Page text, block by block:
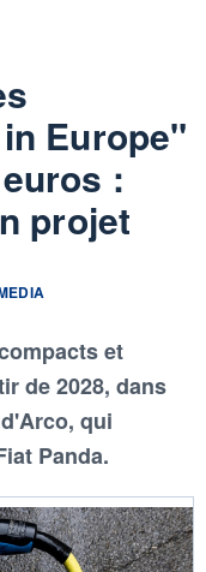
Europe"
:
projet
et
de 2028, dans
qui
Panda.